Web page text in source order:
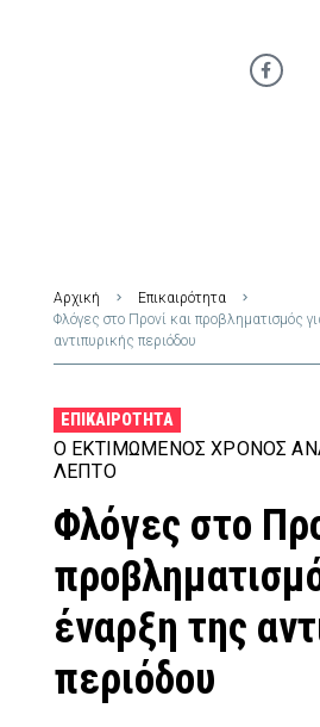
Αρχική
Επικαιρότητα
Φλόγες στο Προνί και προβληματισμός
αντιπυρικής περιόδου
ΕΠΙΚΑΙΡΌΤΗΤΑ
Ο ΕΚΤΙΜΏΜΕΝΟΣ ΧΡΌΝΟΣ
ΛΕΠΤΌ
Φλόγες στο
έναρξη της
περιόδου